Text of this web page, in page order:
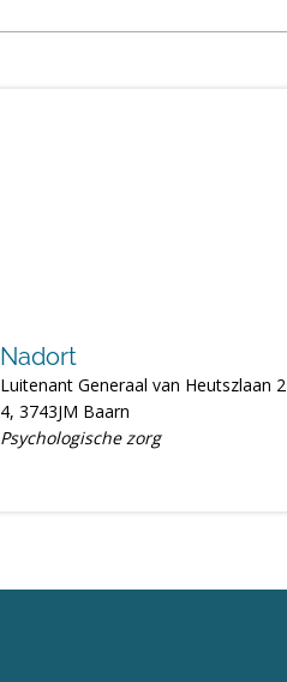
Nadort
Luitenant Generaal van Heutszlaan 2
4, 3743JM Baarn
Psychologische zorg